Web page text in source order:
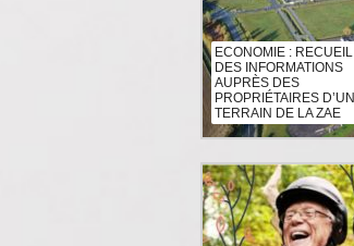
ECONOMIE : RECUEIL
DES INFORMATIONS
AUPRÈS DES
PROPRIÉTAIRES D’UN
TERRAIN DE LA ZAE